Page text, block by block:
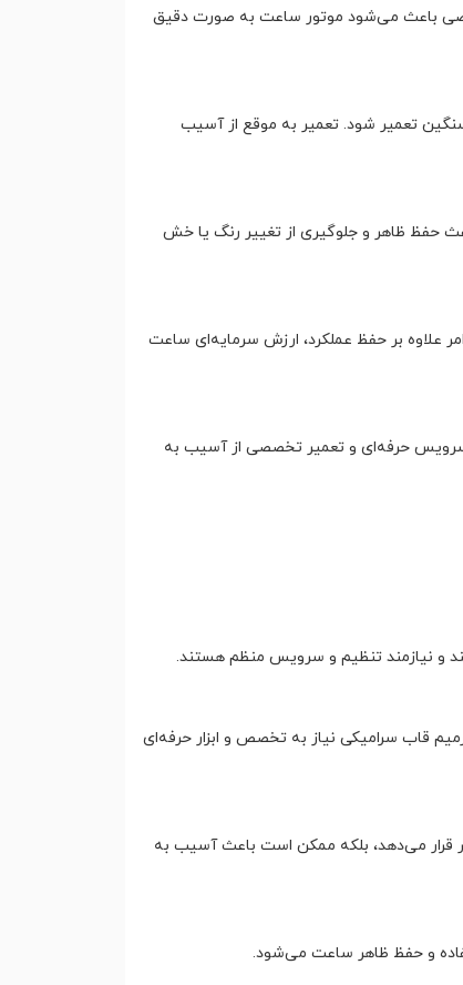
باعث می‌شود موتور ساعت به صورت دقیق
تعمیر شود. تعمیر به موقع از آسیب
حفظ ظاهر و جلوگیری از تغییر رنگ یا خش
علاوه بر حفظ عملکرد، ارزش سرمایه‌ای ساعت
سرویس حرفه‌ای و تعمیر تخصصی از آسیب به
و نیازمند تنظیم و سرویس منظم هستند.
قاب سرامیکی نیاز به تخصص و ابزار حرفه‌ای
قرار می‌دهد، بلکه ممکن است باعث آسیب به
و حفظ ظاهر ساعت می‌شود.